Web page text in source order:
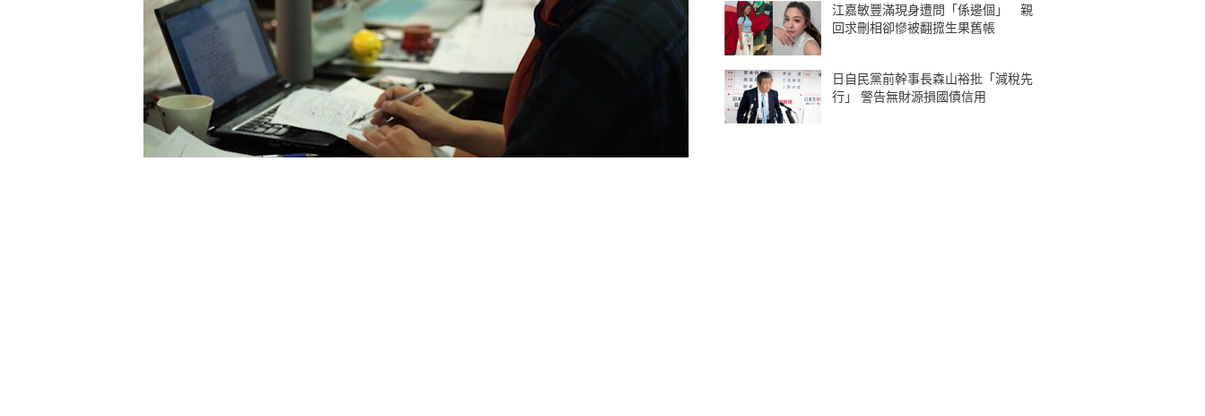
江嘉敏豐滿現身遭問「係邊個」 親
回求刪相卻慘被翻搲生果舊帳
日自民黨前幹事長森山裕批「減稅先
行」 警告無財源損國債信用